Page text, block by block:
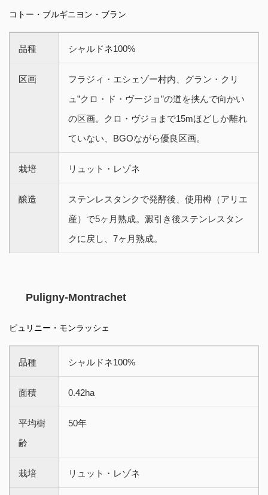
コトー・ブルギニヨン・ブラン
品種 シャルドネ100%
区画
フラジィ・エシェゾー村内、グラン・クリ
ュ”クロ・ド・ヴージョ”の道を挟んで向かい
の区画。クロ・ヴジョまで15mほどしか離れ
ていない、BGOながら優良区画。
栽培 リュット・レゾネ
醸造
ステンレスタンクで発酵後、使用樽（アリエ
産）で5ヶ月熟成。澱引き後ステンレスタン
クに戻し、7ヶ月熟成。
Puligny-Montrachet
ピュリニー・モンラッシェ
品種 シャルドネ100%
面積 0.42ha
平均樹
齢
50年
栽培 リュット・レゾネ